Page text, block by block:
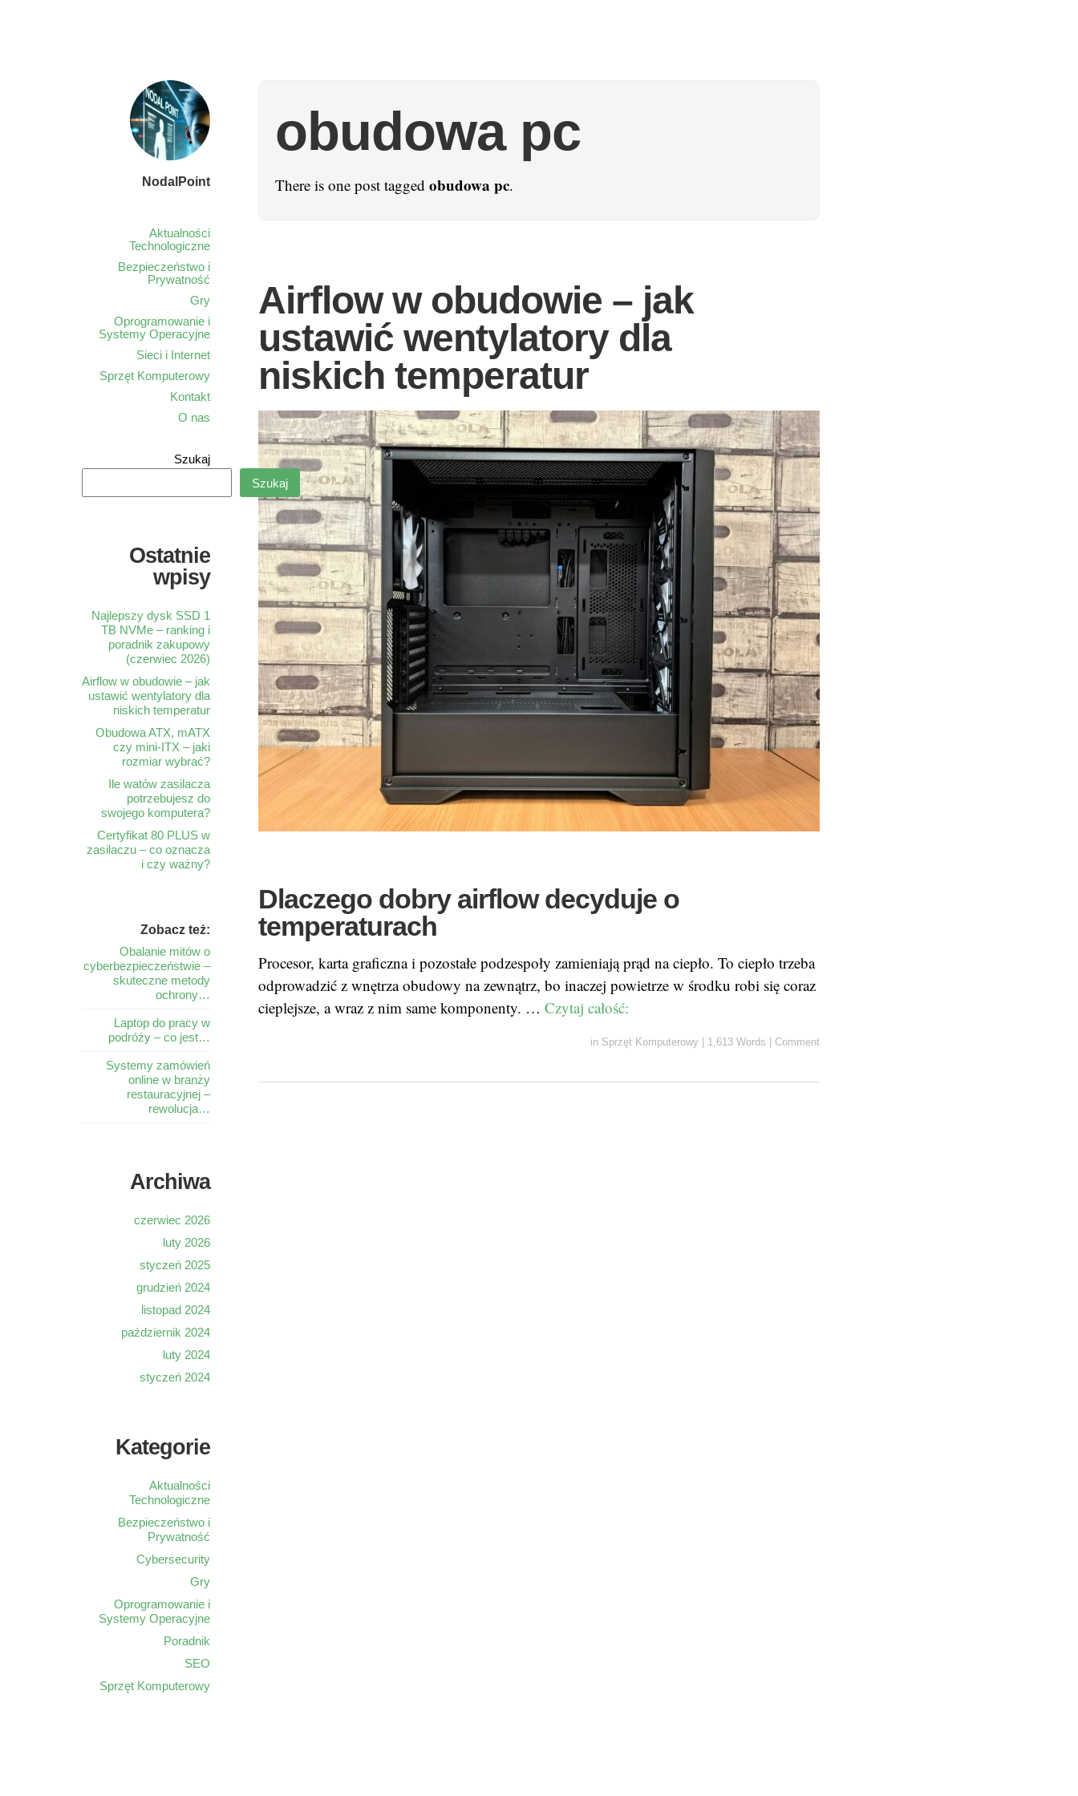
NodalPoint
Aktualności
Technologiczne
Bezpieczeństwo i
Prywatność
Gry
Oprogramowanie i
Systemy Operacyjne
Sieci i Internet
Sprzęt Komputerowy
Kontakt
O nas
obudowa pc
There is one post tagged obudowa pc.
Airflow w obudowie – jak
ustawić wentylatory dla
niskich temperatur
Dlaczego dobry airflow decyduje o
temperaturach
Procesor, karta graficzna i pozostałe podzespoły zamieniają prąd na ciepło. To ciepło trzeba
odprowadzić z wnętrza obudowy na zewnątrz, bo inaczej powietrze w środku robi się coraz
cieplejsze, a wraz z nim same komponenty. … Czytaj całość:
in Sprzęt Komputerowy 1,613 Words Comment
Szukaj
Szukaj
Ostatnie
wpisy
Najlepszy dysk SSD 1
TB NVMe – ranking i
poradnik zakupowy
(czerwiec 2026)
Airflow w obudowie – jak
ustawić wentylatory dla
niskich temperatur
Obudowa ATX, mATX
czy mini-ITX – jaki
rozmiar wybrać?
Ile watów zasilacza
potrzebujesz do
swojego komputera?
Certyfikat 80 PLUS w
zasilaczu – co oznacza
i czy ważny?
Zobacz też:
Obalanie mitów o
cyberbezpieczeństwie –
skuteczne metody
ochrony…
Laptop do pracy w
podróży – co jest…
Systemy zamówień
online w branży
restauracyjnej –
rewolucja…
Archiwa
czerwiec 2026
luty 2026
styczeń 2025
grudzień 2024
listopad 2024
październik 2024
luty 2024
styczeń 2024
Kategorie
Aktualności
Technologiczne
Bezpieczeństwo i
Prywatność
Cybersecurity
Gry
Oprogramowanie i
Systemy Operacyjne
Poradnik
SEO
Sprzęt Komputerowy